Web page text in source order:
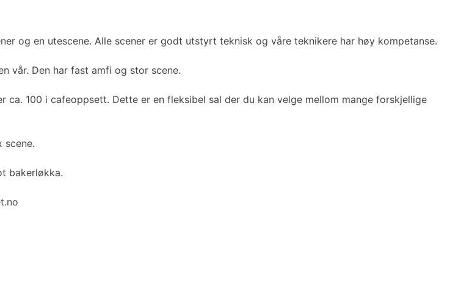
og en utescene. Alle scener er godt utstyrt teknisk og våre teknikere har høy kompetanse.
vår. Den har fast amfi og stor scene.
100 i cafeoppsett. Dette er en fleksibel sal der du kan velge mellom mange forskjellige
scene.
bakerløkka.